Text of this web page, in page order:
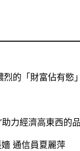
的「財富佔有慾
力經濟高東西的
通信員夏麗萍